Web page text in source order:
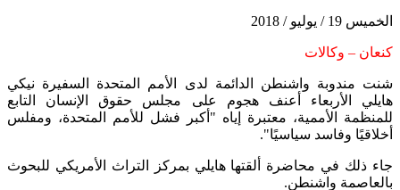
الخميس 19 / يوليو / 2018
كنعان – وكالات
شنت مندوبة واشنطن الدائمة لدى الأمم المتحدة السفيرة نيكي
هايلي الأربعاء أعنف هجوم على مجلس حقوق الإنسان التابع
للمنظمة الأممية، معتبرة إياه "أكبر فشل للأمم المتحدة، ومفلس
أخلاقيًا وفاسد سياسيًا".
جاء ذلك في محاضرة ألقتها هايلي بمركز التراث الأمريكي للبحوث
بالعاصمة واشنطن.